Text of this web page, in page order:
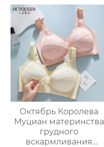
послеродовое
восстановление и
фиксация для
беременных женщин
для подтяжки тазовой
кости
Октябрь Королева
Муциан материнства
грудного
вскармливания